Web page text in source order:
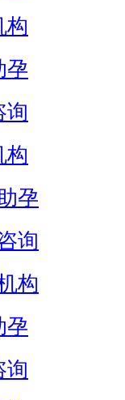
构
孕
询
构
孕
询
构
孕
询